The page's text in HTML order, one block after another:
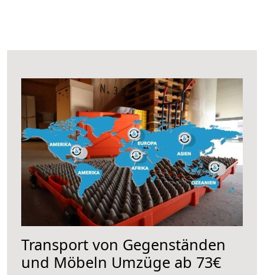
Transport von Gegenständen
und Möbeln Umzüge ab 73€